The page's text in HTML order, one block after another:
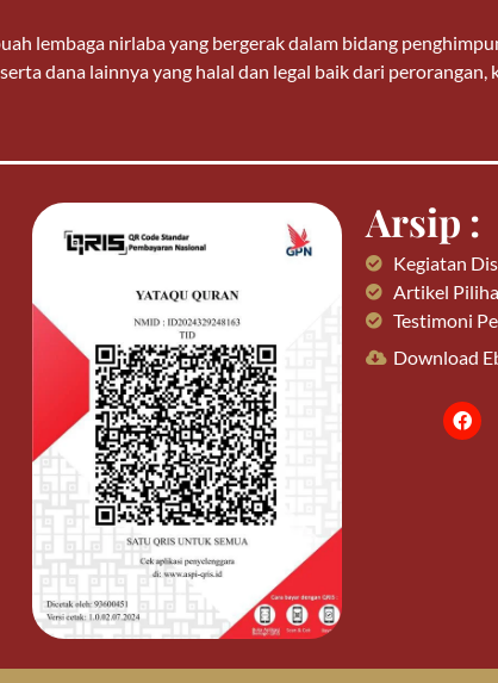
lembaga nirlaba yang bergerak dalam bidang
dana lainnya yang halal dan legal baik dari perorangan,
Arsip :
Kegiatan
Artikel
Testimoni
Download